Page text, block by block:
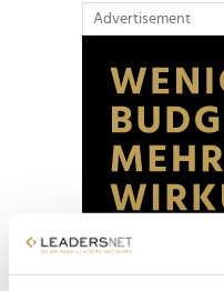
Advertisement